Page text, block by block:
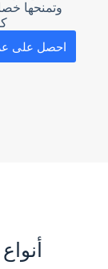
وتمنحها
احصل على
e
تحميل